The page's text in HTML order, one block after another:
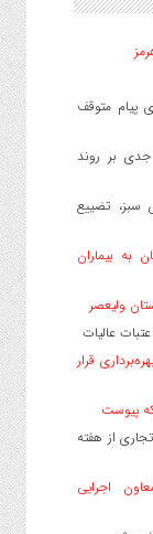
پیام متوقف
جدی بر روند
سبز، تضییع
رایگان به بیماران
ولیعصر
قرار
از هفته
اجرایی